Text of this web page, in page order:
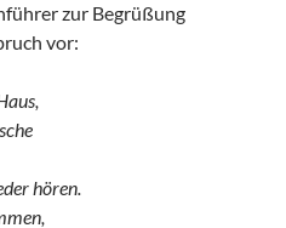
zur Begrüßung
vor:
hören.